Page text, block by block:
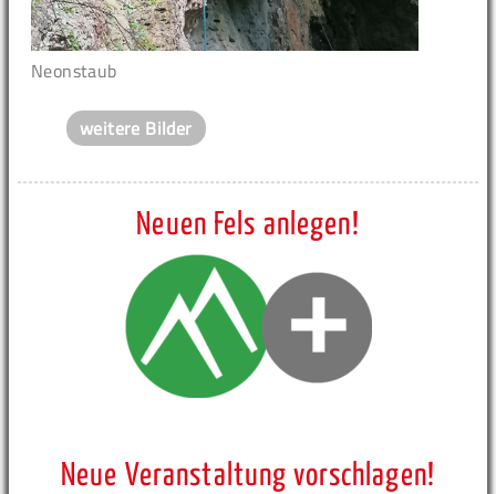
Neonstaub
weitere Bilder
Neuen Fels anlegen!
Neue Veranstaltung vorschlagen!